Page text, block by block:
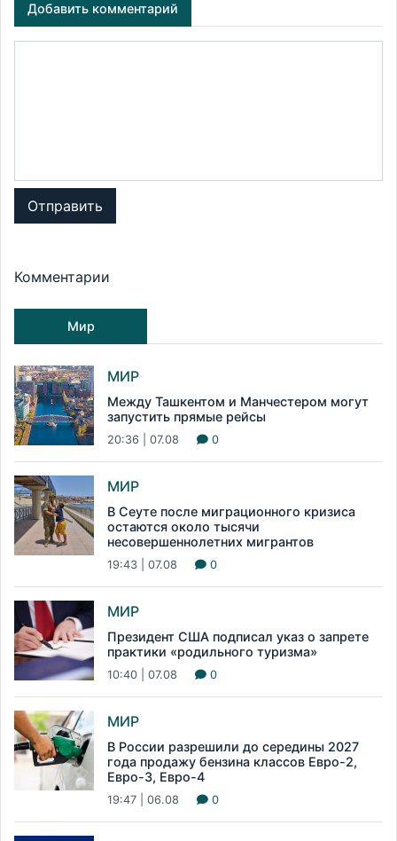
Добавить комментарий
Отправить
Комментарии
Мир
МИР
Между Ташкентом и Манчестером могут
запустить прямые рейсы
20:36 | 07.08 0
МИР
В Сеуте после миграционного кризиса
остаются около тысячи
несовершеннолетних мигрантов
19:43 | 07.08 0
МИР
Президент США подписал указ о запрете
практики «родильного туризма»
10:40 | 07.08 0
МИР
В России разрешили до середины 2027
года продажу бензина классов Евро-2,
Евро-3, Евро-4
19:47 | 06.08 0